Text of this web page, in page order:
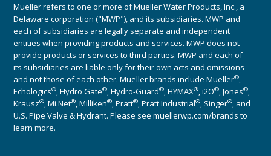
Mueller refers to one or more of Mueller Water Products, Inc., a
Delaware corporation ("MWP"), and its subsidiaries. MWP and
each of subsidiaries are legally separate and independent
entities when providing products and services. MWP does not
provide products or services to third parties. MWP and each of
its subsidiaries are liable only for their own acts and omissions
and not those of each other. Mueller brands include Mueller®,
Echologics®, Hydro Gate®, Hydro-Guard®, HYMAX®, i2O®, Jones®,
Krausz®, Mi.Net®, Milliken®, Pratt®, Pratt Industrial®, Singer®, and
U.S. Pipe Valve & Hydrant. Please see muellerwp.com/brands to
learn more.